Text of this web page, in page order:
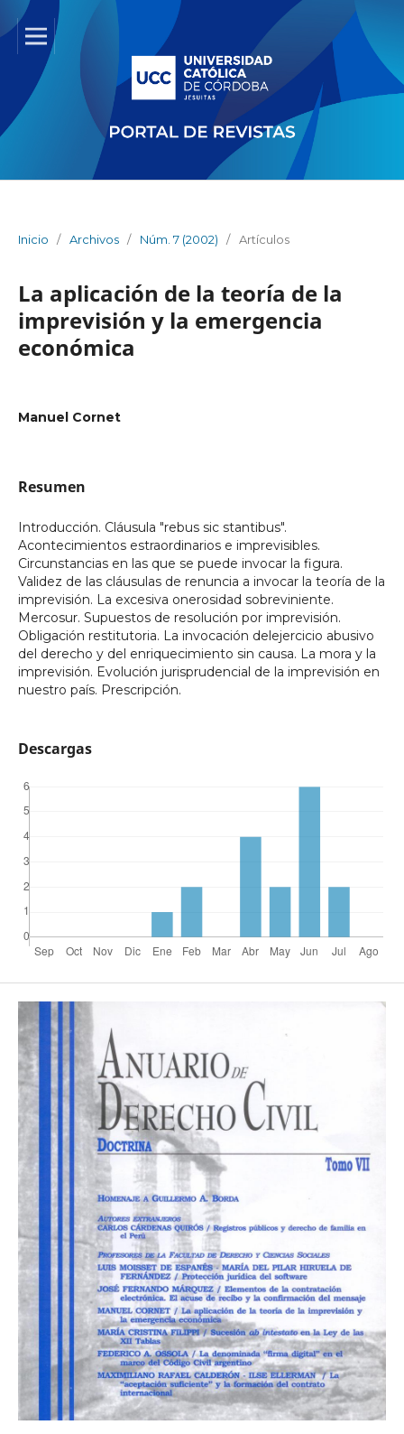
Inicio / Archivos / Núm. 7 (2002) / Artículos
La aplicación de la teoría de la
imprevisión y la emergencia
económica
Manuel Cornet
Resumen
Introducción. Cláusula "rebus sic stantibus".
Acontecimientos estraordinarios e imprevisibles.
Circunstancias en las que se puede invocar la figura.
Validez de las cláusulas de renuncia a invocar la teoría de la
imprevisión. La excesiva onerosidad sobreviniente.
Mercosur. Supuestos de resolución por imprevisión.
Obligación restitutoria. La invocación delejercicio abusivo
del derecho y del enriquecimiento sin causa. La mora y la
imprevisión. Evolución jurisprudencial de la imprevisión en
nuestro país. Prescripción.
Descargas